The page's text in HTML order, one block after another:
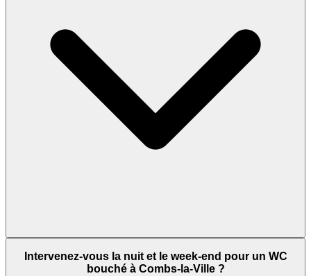
Intervenez-vous la nuit et le week-end pour un WC
bouché à Combs-la-Ville ?